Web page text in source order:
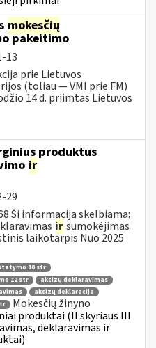
mokesčių
pakeitimo
13
prie Lietuvos
(toliau — VMI prie FM)
14 d. priimtas Lietuvos
produktus
ir
29
Ši informacija skelbiama:
irsumokėjimas
laikotarpis Nuo 2025
10 str
12 str
akcizų deklaravimas
akcizų deklaracija
Mokesčių žinyno
produktai (II skyriaus III
deklaravimas ir